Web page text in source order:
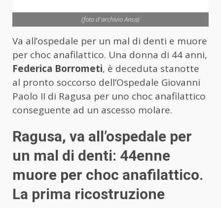
(foto d'archivio Ansa)
Va all’ospedale per un mal di denti e muore
per choc anafilattico. Una donna di 44 anni,
Federica Borrometi, è deceduta stanotte
al pronto soccorso dell’Ospedale Giovanni
Paolo II di Ragusa per uno choc anafilattico
conseguente ad un ascesso molare.
Ragusa, va all’ospedale per
un mal di denti: 44enne
muore per choc anafilattico.
La prima ricostruzione